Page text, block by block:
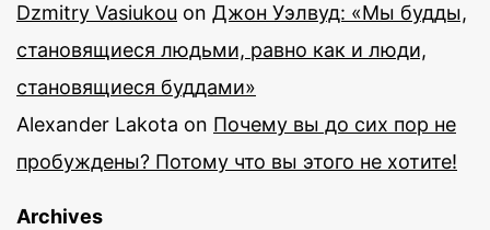
Dzmitry Vasiukou on Джон Уэлвуд: «Мы будды,
становящиеся людьми, равно как и люди,
становящиеся буддами»
Alexander Lakota on Почему вы до сих пор не
пробуждены? Потому что вы этого не хотите!
Archives